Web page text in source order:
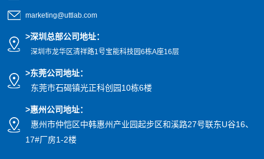
marketing@uttlab.com
>深圳总部公司地址：
深圳市龙华区清祥路1号宝能科技园6栋A座16层
>东莞公司地址：
东莞市石碣镇光正科创园10栋6楼
>惠州公司地址：
惠州市仲恺区中韩惠州产业园起步区和溪路27号联东U谷16、
17#厂房1-2楼